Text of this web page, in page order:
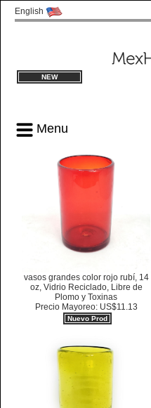
English
NEW
Menu
vasos grandes color rojo rubí, 14
oz, Vidrio Reciclado, Libre de
Plomo y Toxinas
Precio Mayoreo: US$11.13
Nuevo Prod